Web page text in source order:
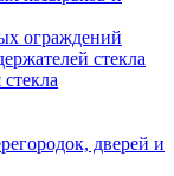
ограждений
стекла
дверей и